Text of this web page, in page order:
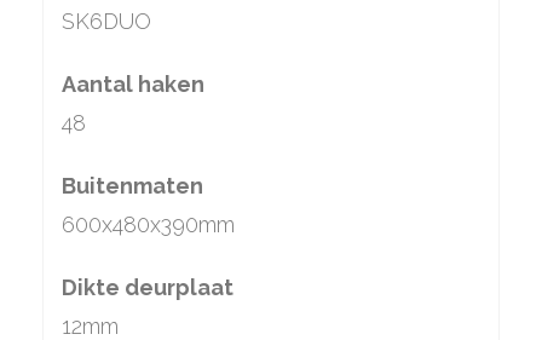
SK6DUO
Aantal haken
48
Buitenmaten
600x480x390mm
Dikte deurplaat
12mm